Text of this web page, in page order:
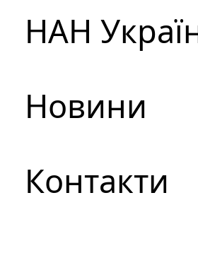
НАН
Новини
Контакти